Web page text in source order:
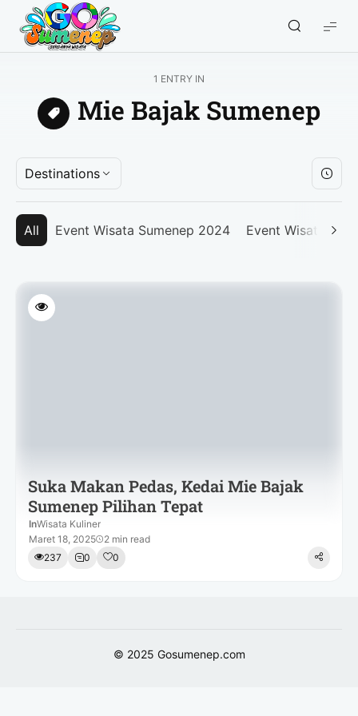
GO
Sumenep
Wisata
Sumenep
1 ENTRY IN
Mie Bajak Sumenep
Destinations
All Event Wisata Sumenep 2024 Event Wisata
Suka Makan Pedas, Kedai Mie Bajak
Sumenep Pilihan Tepat
InWisata Kuliner
Maret 18, 2025
2 min read
237
0 0
© 2025 Gosumenep.com